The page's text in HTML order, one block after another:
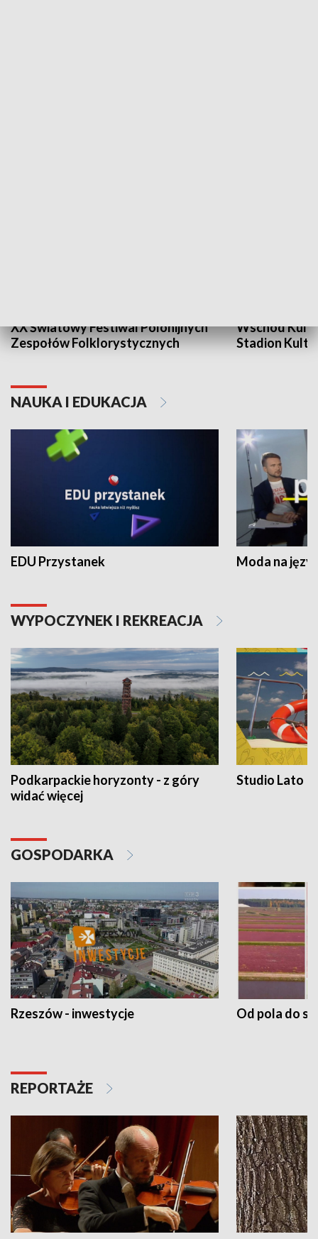
XX Światowy Festiwal Polonijnych
Zespołów Folklorystycznych
Wschód
Stadion
NAUKA I EDUKACJA
EDU Przystanek Moda na
WYPOCZYNEK I REKREACJA
Podkarpackie horyzonty - z góry
widać więcej
Studio Lato
GOSPODARKA
Rzeszów - inwestycje Od pola do
REPORTAŻE